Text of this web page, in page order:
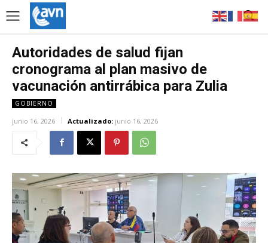
Autoridades de salud fijan
cronograma al plan masivo de
vacunación antirrábica para Zulia
GOBIERNO
junio 16, 2026 Actualizado: junio 16, 2026